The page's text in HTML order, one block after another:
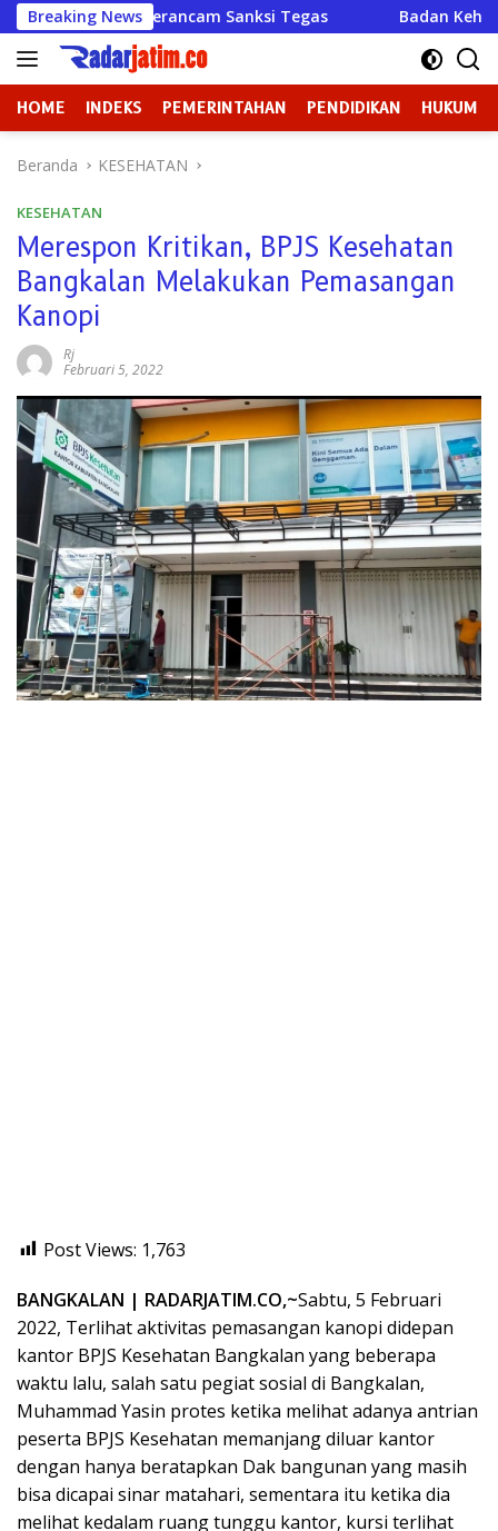
Langsung
ke
konten
Breaking News
Sanksi Tegas Badan Kehormatan atau Badan
HOME INDEKS PEMERINTAHAN PENDIDIKAN HUKUM
Beranda KESEHATAN
KESEHATAN
Merespon Kritikan, BPJS Kesehatan
Bangkalan Melakukan Pemasangan
Kanopi
Rj
Februari 5, 2022
Post Views: 1,763
BANGKALAN | RADARJATIM.CO,~Sabtu, 5 Februari
2022, Terlihat aktivitas pemasangan kanopi didepan
kantor BPJS Kesehatan Bangkalan yang beberapa
waktu lalu, salah satu pegiat sosial di Bangkalan,
Muhammad Yasin protes ketika melihat adanya antrian
peserta BPJS Kesehatan memanjang diluar kantor
dengan hanya beratapkan Dak bangunan yang masih
bisa dicapai sinar matahari, sementara itu ketika dia
melihat kedalam ruang tunggu kantor, kursi terlihat